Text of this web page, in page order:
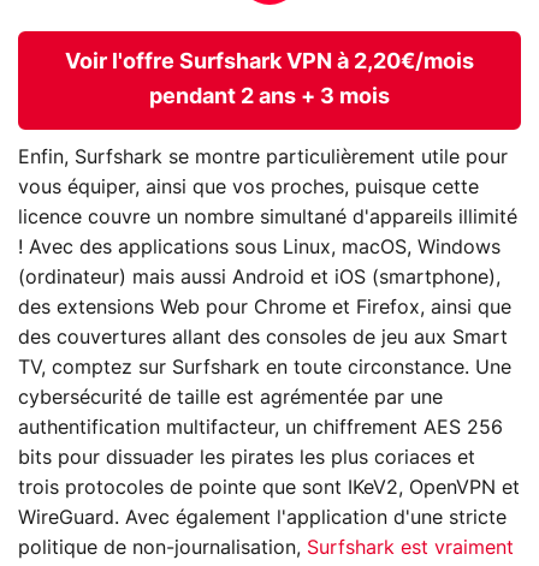
Voir l'offre Surfshark VPN à 2,20€/mois
pendant 2 ans + 3 mois
Enfin, Surfshark se montre particulièrement utile pour
vous équiper, ainsi que vos proches, puisque cette
licence couvre un nombre simultané d'appareils illimité
! Avec des applications sous Linux, macOS, Windows
(ordinateur) mais aussi Android et iOS (smartphone),
des extensions Web pour Chrome et Firefox, ainsi que
des couvertures allant des consoles de jeu aux Smart
TV, comptez sur Surfshark en toute circonstance. Une
cybersécurité de taille est agrémentée par une
authentification multifacteur, un chiffrement AES 256
bits pour dissuader les pirates les plus coriaces et
trois protocoles de pointe que sont IKeV2, OpenVPN et
WireGuard. Avec également l'application d'une stricte
politique de non-journalisation, Surfshark est vraiment